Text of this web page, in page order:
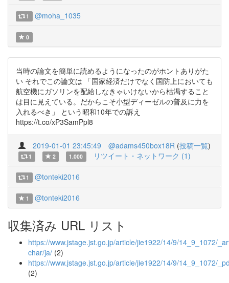
1 @moha_1035
0
当時の論文を簡単に読めるようになったのがホントありがた
い それでこの論文は 「国家経済だけでなく国防上においても
航空機にガソリンを配給しなきゃいけないから枯渇すること
は目に見えている。だからこそ小型ディーゼルの普及に力を
入れるべき」 という昭和10年での訴え
https://t.co/xP3SamPpl8
2019-01-01 23:45:49 @adams450box18R (投稿一覧)
1 2 1.000 リツイート・ネットワーク (1)
1 @tonteki2016
1 @tonteki2016
収集済み URL リスト
https://www.jstage.jst.go.jp/article/jie1922/14/9/14_9_1072/
char/ja/ (2)
https://www.jstage.jst.go.jp/article/jie1922/14/9/14_9_1072/
(2)